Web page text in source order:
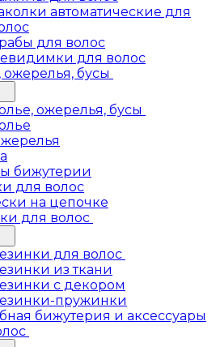
автоматические для
для волос
для волос
ожерелья, бусы
ожерелья, бусы
бижутерии
для волос
на цепочке
для волос
для волос
из ткани
с декором
пружинки
бижутерия и аксессуары